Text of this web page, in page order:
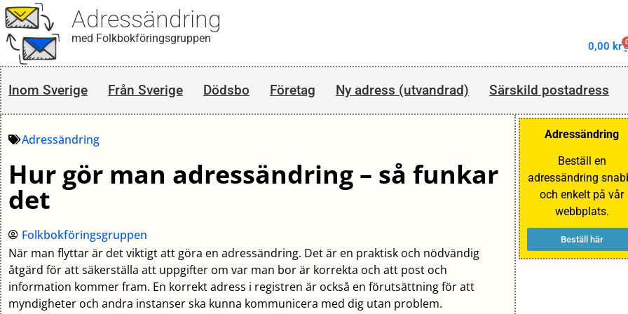
Adressändring
med Folkbokföringsgruppen
0,00 kr
Inom Sverige Från Sverige Dödsbo Företag Ny adress (utvandrad) Särskild postadress
Adressändring
Hur gör man adressändring – så funkar
det
Folkbokföringsgruppen
När man flyttar är det viktigt att göra en adressändring. Det är en praktisk och nödvändig
åtgärd för att säkerställa att uppgifter om var man bor är korrekta och att post och
information kommer fram. En korrekt adress i registren är också en förutsättning för att
myndigheter och andra instanser ska kunna kommunicera med dig utan problem.
Adressändring
Beställ en
adressändring
och enkelt på vår
webbplats.
Beställ här